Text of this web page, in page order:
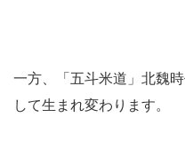
一方、「五斗米道」北魏
して生まれ変わります。